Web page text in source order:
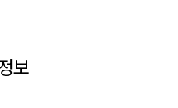
보